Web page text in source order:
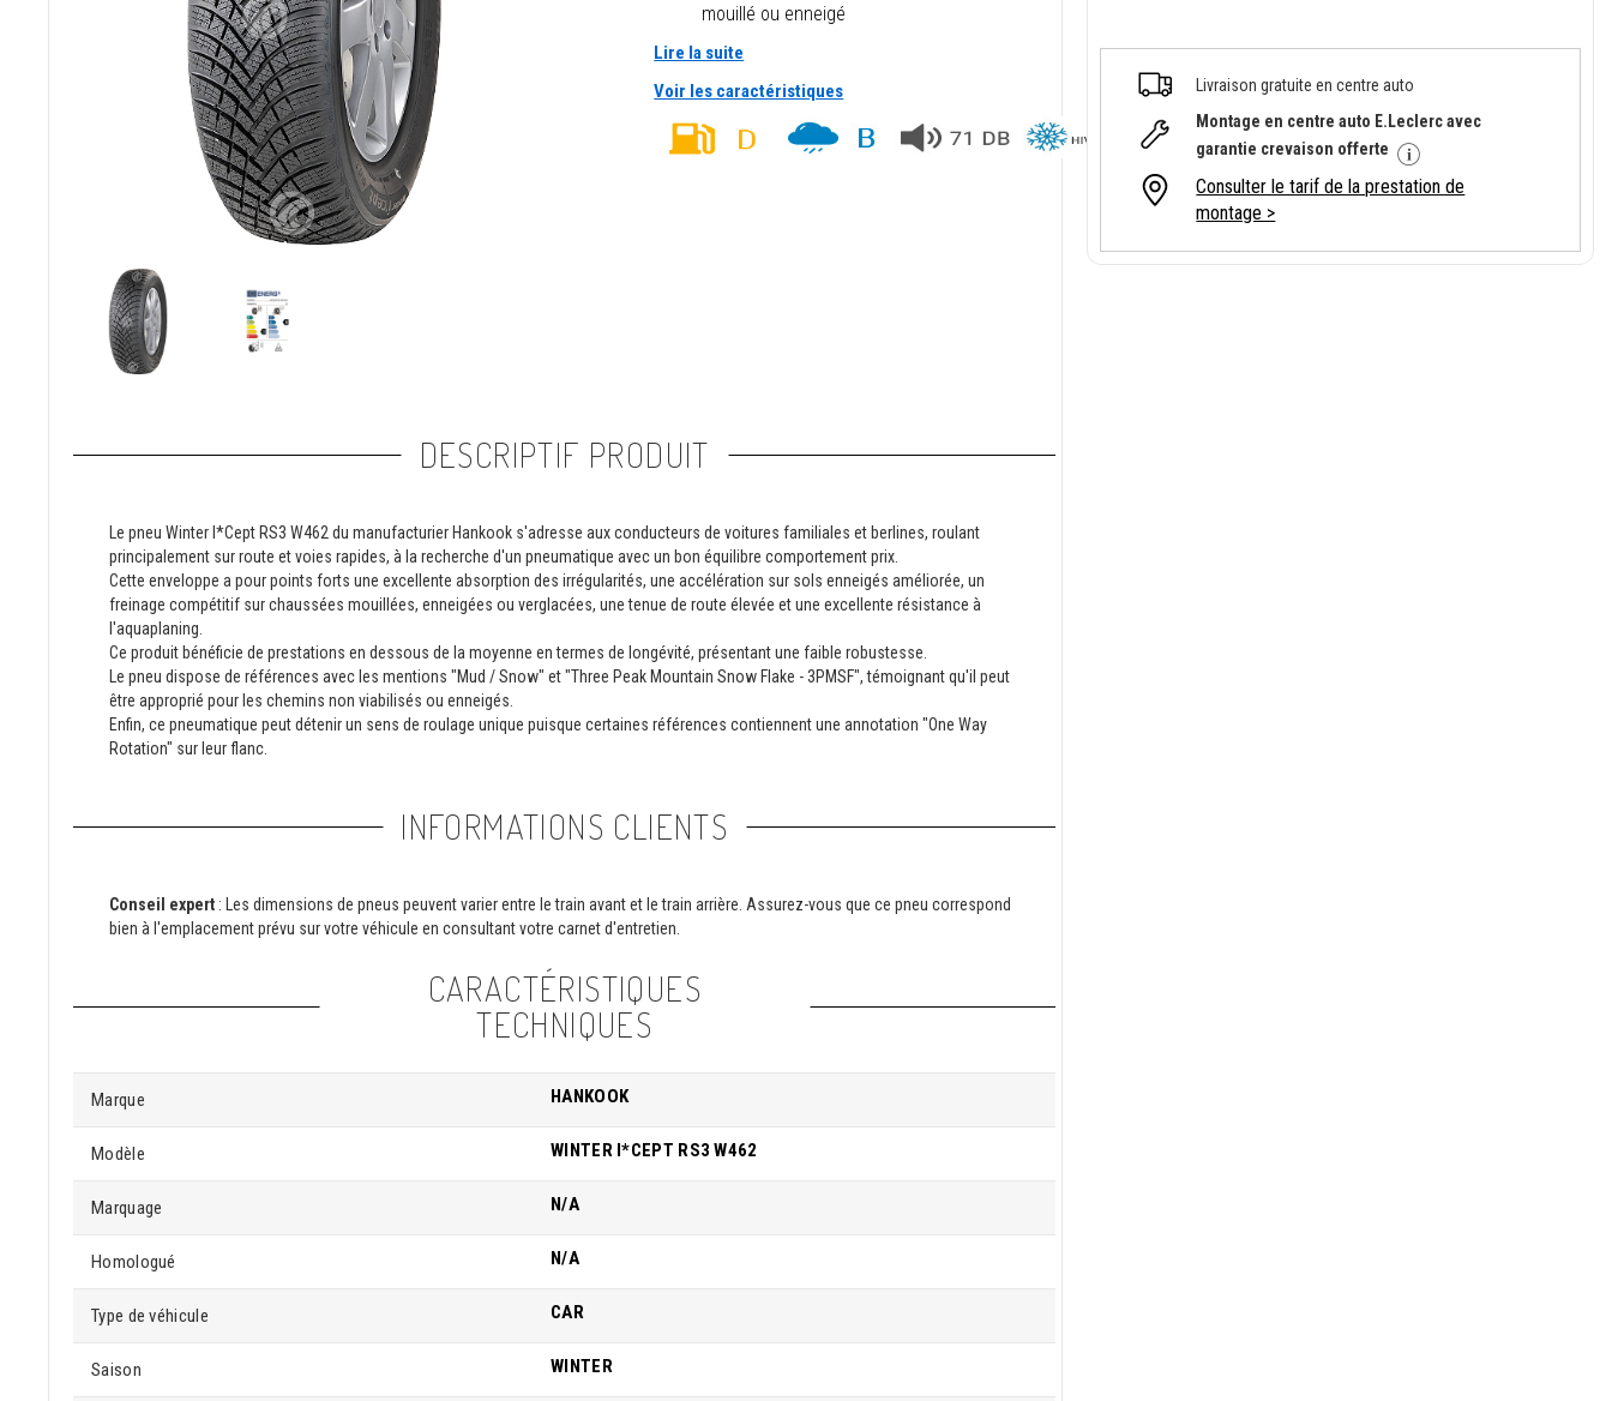
mouillé ou enneigé
Lire la suite
Voir les caractéristiques
DESCRIPTIF PRODUIT
Le pneu Winter I*Cept RS3 W462 du manufacturier Hankook s'adresse aux conducteurs de voitures familiales et berlines, roulant
principalement sur route et voies rapides, à la recherche d'un pneumatique avec un bon équilibre comportement prix.
Cette enveloppe a pour points forts une excellente absorption des irrégularités, une accélération sur sols enneigés améliorée, un
freinage compétitif sur chaussées mouillées, enneigées ou verglacées, une tenue de route élevée et une excellente résistance à
l'aquaplaning.
Ce produit bénéficie de prestations en dessous de la moyenne en termes de longévité, présentant une faible robustesse.
Le pneu dispose de références avec les mentions "Mud / Snow" et "Three Peak Mountain Snow Flake - 3PMSF", témoignant qu'il peut
être approprié pour les chemins non viabilisés ou enneigés.
Enfin, ce pneumatique peut détenir un sens de roulage unique puisque certaines références contiennent une annotation "One Way
Rotation" sur leur flanc.
INFORMATIONS CLIENTS
Conseil expert : Les dimensions de pneus peuvent varier entre le train avant et le train arrière. Assurez-vous que ce pneu correspond
bien à l'emplacement prévu sur votre véhicule en consultant votre carnet d'entretien.
CARACTÉRISTIQUES
TECHNIQUES
Marque HANKOOK
Modèle WINTER I*CEPT RS3 W462
Marquage N/A
Homologué N/A
Type de véhicule CAR
Saison WINTER
Livraison gratuite en centre auto
Montage en centre auto E.Leclerc avec
garantie crevaison offerte
Consulter le tarif de la prestation de
montage >